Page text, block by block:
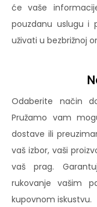
će vaše
pouzdanu uslugu i
uživati u bezbrižnoj
Odaberite način
Pružamo vam
dostave ili
vaš izbor, vaši
vaš prag.
rukovanje vašim
kupovnom iskustvu.